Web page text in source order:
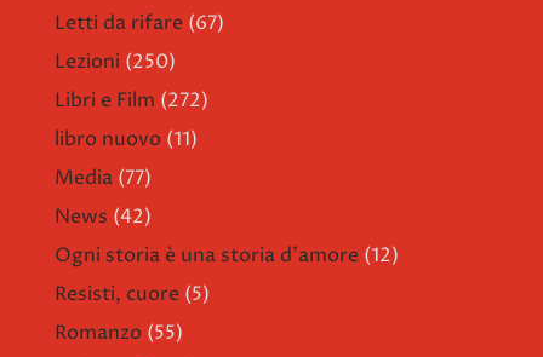
Letti da rifare (67)
Lezioni (250)
Libri e Film (272)
libro nuovo (11)
Media (77)
News (42)
Ogni storia è una storia d'amore (12)
Resisti, cuore (5)
Romanzo (55)